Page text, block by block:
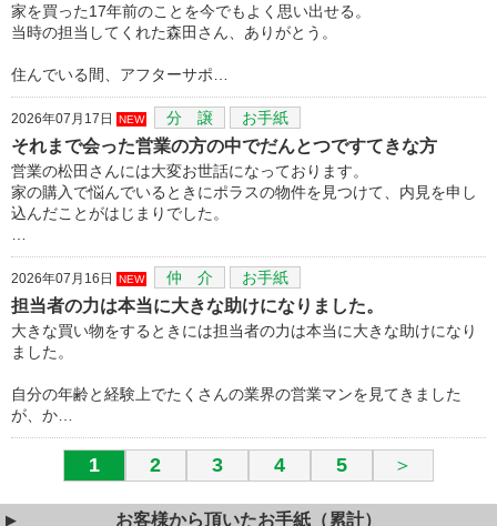
家を買った17年前のことを今でもよく思い出せる。
当時の担当してくれた森田さん、ありがとう。
住んでいる間、アフターサポ…
2026年07月17日 NEW 分 譲 お手紙
それまで会った営業の方の中でだんとつですてきな方
営業の松田さんには大変お世話になっております。
家の購入で悩んでいるときにポラスの物件を見つけて、内見を申し
込んだことがはじまりでした。
2026年07月16日 NEW 仲 介 お手紙
担当者の力は本当に大きな助けになりました。
大きな買い物をするときには担当者の力は本当に大きな助けになり
ました。
自分の年齢と経験上でたくさんの業界の営業マンを見てきました
が、か…
1 2 3 4 5 ＞
お客様から頂いたお手紙（累計）